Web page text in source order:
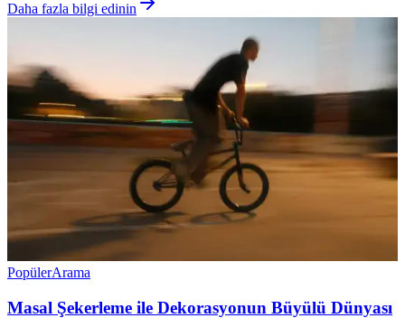
Daha fazla bilgi edinin
PopülerArama
Masal Şekerleme ile Dekorasyonun Büyülü Dünyası